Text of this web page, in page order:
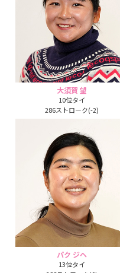
大須賀 望
10位タイ
286ストローク(-2)
パク ジヘ
13位タイ